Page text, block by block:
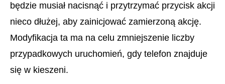
będzie musiał nacisnąć i przytrzymać przycisk akcji
nieco dłużej, aby zainicjować zamierzoną akcję.
Modyfikacja ta ma na celu zmniejszenie liczby
przypadkowych uruchomień, gdy telefon znajduje
się w kieszeni.